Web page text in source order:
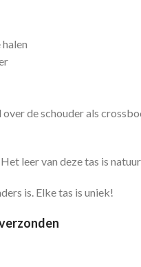
de schouder als
leer van deze tas is
is. Elke tas is uniek!